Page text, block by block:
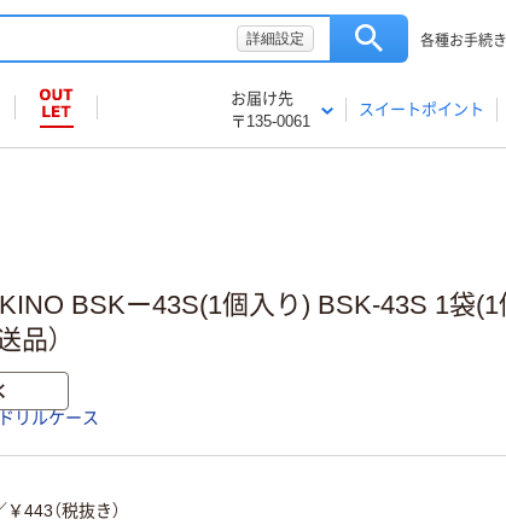
詳細設定 各種お手続き
お届け先
〒135-0061
スイートポイント
BSKー43S(1個入り) BSK-43S 1袋(1
品）
ドリルケース
￥443（税抜き）